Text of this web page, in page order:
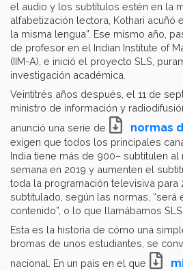
el audio y los subtítulos estén en la
alfabetización lectora, Kothari acuñó
la misma lengua”. Ese mismo año,
de profesor en el Indian Institute of
(IIM-A), e inició el proyecto SLS,
investigación académica.
Veintitrés años después, el 11 de
ministro de información y
anunció una serie de
normas
exigen que todos los principales
India tiene más de 900– subtitulen
semana en 2019 y aumenten el
toda la programación televisiva para
subtitulado, según las normas, “será
contenido”, o lo que llamábamos SLS
Esta es la historia de cómo una
bromas de unos estudiantes, se
nacional. En un país en el que